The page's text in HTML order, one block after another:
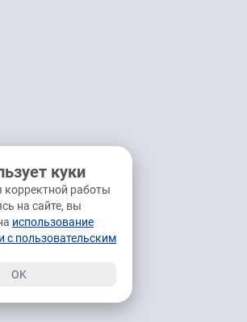
куки
работы
на сайте, вы
использование
с пользовательским
OK